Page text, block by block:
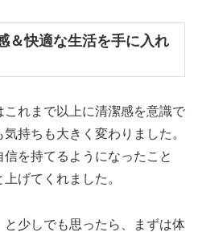
＆快適な生活を手に入れ
れまで以上に清潔感を意識で
持ちも大きく変わりました。
を持てるようになったこと
げてくれました。
と少しでも思ったら、まずは体